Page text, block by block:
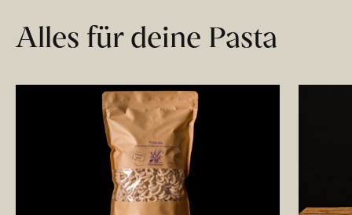
Alles für deine Pasta